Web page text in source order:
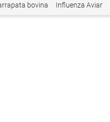
bovina Influenza Aviar